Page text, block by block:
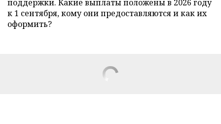
поддержки. Какие выплаты положены в 2026 году
к 1 сентября, кому они предоставляются и как их
оформить?